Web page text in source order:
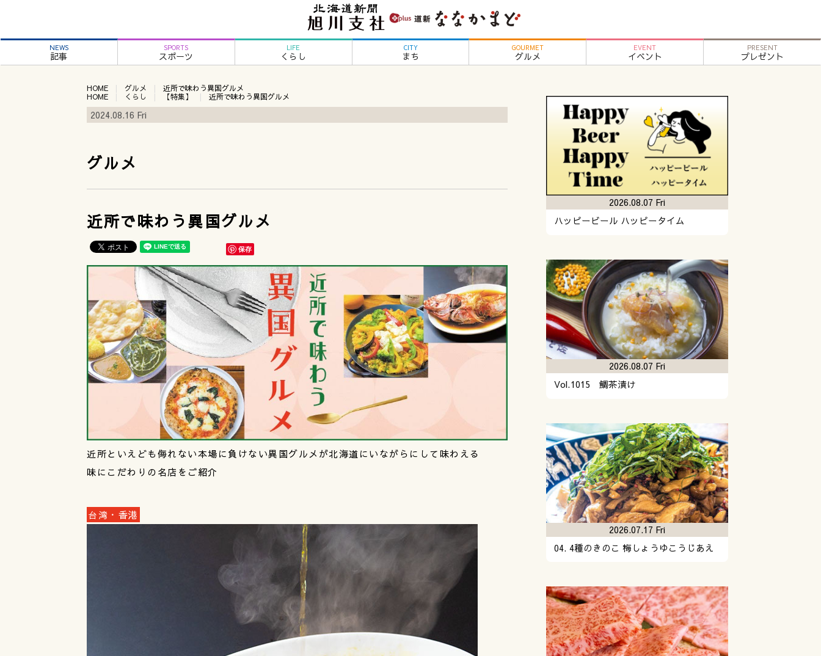
NEWS
記事
SPORTS
スポーツ
LIFE
くらし
CITY
まち
GOURMET
グルメ
EVENT
イベント
PRESENT
プレゼント
HOME グルメ
近所で味わう異国グルメ
HOME
くらし 【特集】 近所で味わう異国グルメ
2024.08.16 Fri
グルメ
近所で味わう異国グルメ
保存
近所といえども侮れない本場に負けない異国グルメが北海道にいながらにして味わえる
味にこだわりの名店をご紹介
台湾・香港
ハッピービール ハッピータイム
2026.08.07 Fri
Vol.1015 鯛茶漬け
2026.08.07 Fri
04. 4種のきのこ 梅しょうゆこうじあえ
2026.07.17 Fri